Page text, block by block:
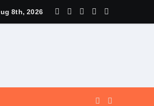
में आधुनिक पार्किंग परियोजनाओं को मिली रफ्तार
8th, 2026